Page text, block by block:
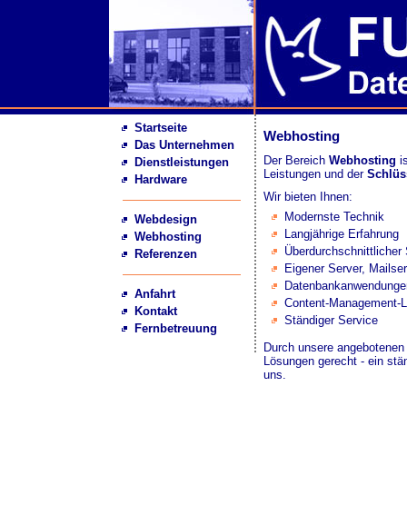
Startseite
Das Unternehmen
Dienstleistungen
Hardware
Webdesign
Webhosting
Referenzen
Anfahrt
Kontakt
Fernbetreuung
Webhosting
Der Bereich Webhosting
Leistungen und der
Wir bieten Ihnen:
Modernste Technik
Langjährige Erfahrung
Überdurchschnittlicher
Eigener Server,
Content-Management-
Ständiger Service
Durch unsere
Lösungen gerecht - ein
uns.